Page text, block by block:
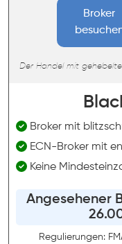
Broker
Der Handel mit
Broker mit
ECN-Broker mit
Keine
Angesehener
Regulierungen: